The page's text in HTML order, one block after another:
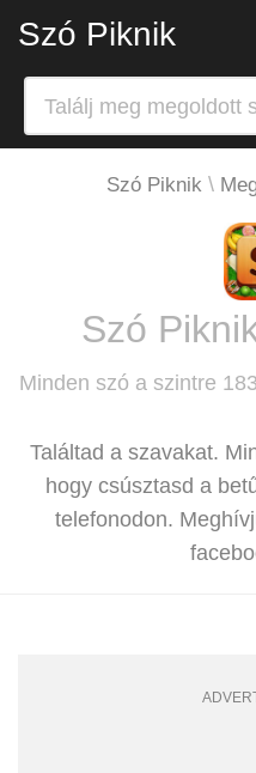
Szó Piknik
Szó Piknik
Szó
Minden szó a szintre
Találtad a szavakat.
hogy csúsztasd a
telefonodon.